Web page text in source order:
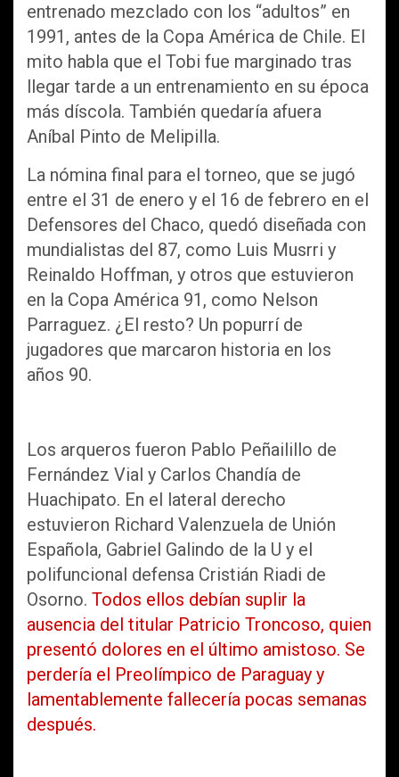
entrenado mezclado con los “adultos” en
1991, antes de la Copa América de Chile. El
mito habla que el Tobi fue marginado tras
llegar tarde a un entrenamiento en su época
más díscola. También quedaría afuera
Aníbal Pinto de Melipilla.
La nómina final para el torneo, que se jugó
entre el 31 de enero y el 16 de febrero en el
Defensores del Chaco, quedó diseñada con
mundialistas del 87, como Luis Musrri y
Reinaldo Hoffman, y otros que estuvieron
en la Copa América 91, como Nelson
Parraguez. ¿El resto? Un popurrí de
jugadores que marcaron historia en los
años 90.
Los arqueros fueron Pablo Peñailillo de
Fernández Vial y Carlos Chandía de
Huachipato. En el lateral derecho
estuvieron Richard Valenzuela de Unión
Española, Gabriel Galindo de la U y el
polifuncional defensa Cristián Riadi de
Osorno. Todos ellos debían suplir la
ausencia del titular Patricio Troncoso, quien
presentó dolores en el último amistoso. Se
perdería el Preolímpico de Paraguay y
lamentablemente fallecería pocas semanas
después.